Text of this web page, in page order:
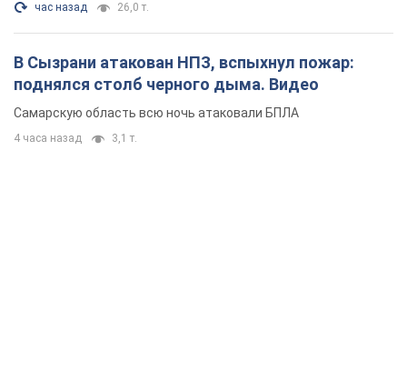
час назад 26,0 т.
В Сызрани атакован НПЗ, вспыхнул пожар:
поднялся столб черного дыма. Видео
Самарскую область всю ночь атаковали БПЛА
4 часа назад 3,1 т.